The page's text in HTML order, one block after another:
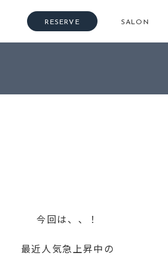
RESERVE SALON
今回は、、！
最近人気急上昇中の